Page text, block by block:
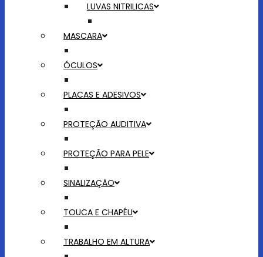
LUVAS NITRILICAS
MASCARA
ÓCULOS
PLACAS E ADESIVOS
PROTEÇÃO AUDITIVA
PROTEÇÃO PARA PELE
SINALIZAÇÃO
TOUCA E CHAPÉU
TRABALHO EM ALTURA